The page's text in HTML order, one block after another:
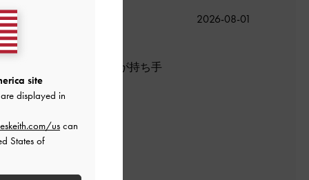
！黒を持っていましたが持ち手
かった
2026-08-01
site
displayed in
uscan
States of